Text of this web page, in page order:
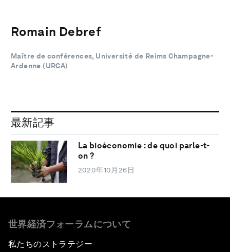
Romain Debref
Maître de conférences, Université de Reims Champagne-
Ardenne (URCA)
最新記事
La bioéconomie : de quoi parle-t-
on ?
2020年10月26日
世界経済フォーラムについて
私たちのストラテジー